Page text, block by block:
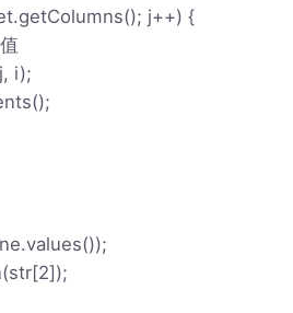
j++) {
i);